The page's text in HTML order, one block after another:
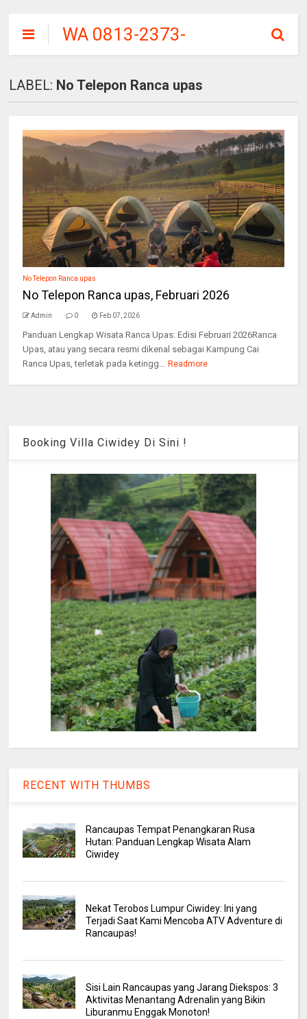
WA 0813-2373-
9973 | KAMPUNG
CAI RANCA UPAS
CIWIDEY
LABEL: No Telepon Ranca upas
No Telepon Ranca upas
No Telepon Ranca upas, Februari 2026
Admin 0 Feb 07, 2026
Panduan Lengkap Wisata Ranca Upas: Edisi Februari 2026Ranca
Upas, atau yang secara resmi dikenal sebagai Kampung Cai
Ranca Upas, terletak pada ketingg... Readmore
Booking Villa Ciwidey Di Sini !
RECENT WITH THUMBS
Rancaupas Tempat Penangkaran Rusa
Hutan: Panduan Lengkap Wisata Alam
Ciwidey
Nekat Terobos Lumpur Ciwidey: Ini yang
Terjadi Saat Kami Mencoba ATV Adventure di
Rancaupas!
Sisi Lain Rancaupas yang Jarang Diekspos: 3
Aktivitas Menantang Adrenalin yang Bikin
Liburanmu Enggak Monoton!